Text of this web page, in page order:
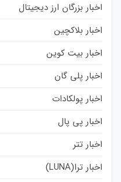
اخبار بزرگان ارز دیجیتال
اخبار بلاکچین
اخبار بیت کوین
اخبار پلی گان
اخبار پولکادات
اخبار پی پال
اخبار تتر
اخبار ترا(LUNA)